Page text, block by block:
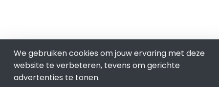
We gebruiken cookies om jouw ervaring met deze
website te verbeteren, tevens om gerichte
advertenties te tonen.